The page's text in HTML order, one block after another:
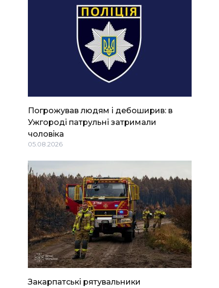
Погрожував людям і дебоширив: в
Ужгороді патрульні затримали
чоловіка
05.08.2026
Закарпатські рятувальники